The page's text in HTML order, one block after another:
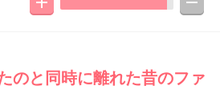
のと同時に離れた昔のファ